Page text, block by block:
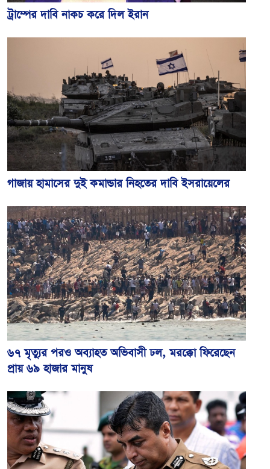
ট্রাম্পের দাবি নাকচ করে দিল ইরান
গাজায় হামাসের দুই কমান্ডার নিহতের দাবি ইসরায়েলের
৬৭ মৃত্যুর পরও অব্যাহত অভিবাসী ঢল, মরক্কো ফিরেছেন
প্রায় ৬৯ হাজার মানুষ